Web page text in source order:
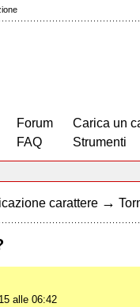
Forum
FAQ
Carica un
Strumenti
carattere →
alle 06:42